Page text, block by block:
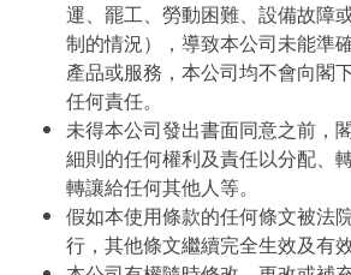
運、罷工、勞動困難、設備故障
制的情況），導致本公司未能準
產品或服務，本公司均不會向閣
任何責任。
未得本公司發出書面同意之前，
細則的任何權利及責任以分配、
轉讓給任何其他人等。
假如本使用條款的任何條文被法
行，其他條文繼續完全生效及有效